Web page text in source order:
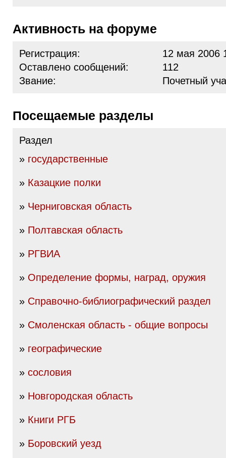
Активность на форуме
Регистрация:
12 мая 2006
Оставлено сообщений:
112
Звание:
Почетный
Посещаемые разделы
Раздел
» государственные
» Казацкие полки
» Черниговская область
» Полтавская область
» РГВИА
» Определение формы, наград, оружия
» Справочно-библиографический раздел
» Смоленская область - общие вопросы
» географические
» сословия
» Новгородская область
» Книги РГБ
» Боровский уезд